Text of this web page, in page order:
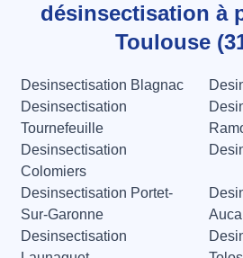
désinsectisation à
Toulouse
Desinsectisation Blagnac
Desinsectisation
Tournefeuille
Desinsectisation
Colomiers
Desinsectisation Portet-
Sur-Garonne
Desinsectisation